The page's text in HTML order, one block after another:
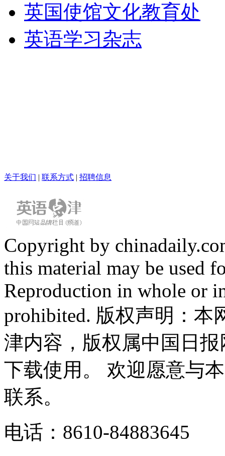
英国使馆文化教育处
英语学习杂志
关于我们 | 联系方式 | 招聘信息
Copyright by
this material may be used
Reproduction in whole or
prohibited. 版权声明：
津内容，版权属中国日
下载使用。 欢迎愿意与
联系。
电话：8610-84883645